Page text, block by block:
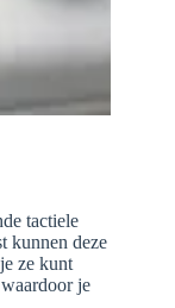
tactiele
kunnen deze
ze kunt
je